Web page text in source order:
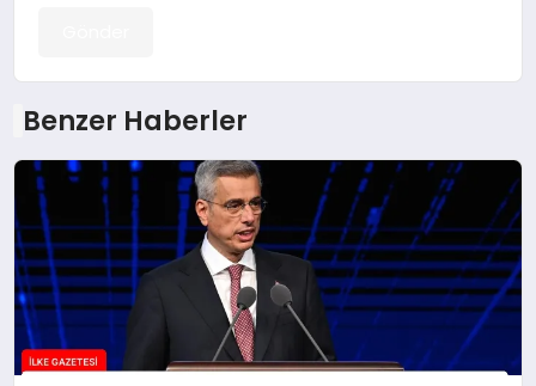
Benzer Haberler